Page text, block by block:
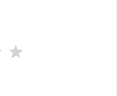
4 zvezde